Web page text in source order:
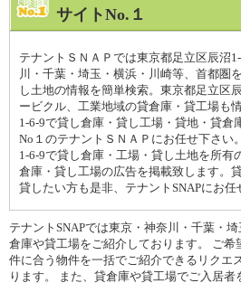
テナントSNAPでは東京・神奈川・千葉・
倉庫や貸工場をご紹介しております。 ご希
件に合う物件を一括でご紹介できるリクエ
ります。 また、貸倉庫や貸工場でご入居
サイトNo.１
テナントＳＮＡＰでは東京都足立区辰沼
川・千葉・埼玉・横浜・川崎等、首都圏
し土地の情報を簡単検索。東京都足立区
ービクル、工業地域の貸倉庫・貸工場も
1-6-9で貸し倉庫・貸し工場・貸地・貸倉
No１のテナントＳＮＡＰにお任せ下さい
1-6-9で貸し倉庫・工場・貸し土地を所有
倉庫・貸し工場の広告を掲載致します。
貸したい方も是非、テナントSNAPにお任